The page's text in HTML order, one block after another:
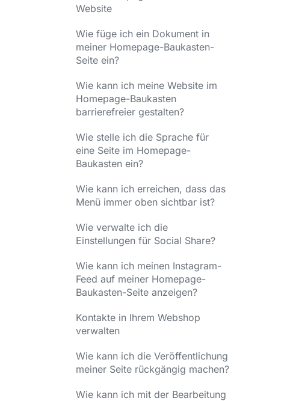
Website
Wie füge ich ein Dokument in
meiner Homepage-Baukasten-
Seite ein?
Wie kann ich meine Website im
Homepage-Baukasten
barrierefreier gestalten?
Wie stelle ich die Sprache für
eine Seite im Homepage-
Baukasten ein?
Wie kann ich erreichen, dass das
Menü immer oben sichtbar ist?
Wie verwalte ich die
Einstellungen für Social Share?
Wie kann ich meinen Instagram-
Feed auf meiner Homepage-
Baukasten-Seite anzeigen?
Kontakte in Ihrem Webshop
verwalten
Wie kann ich die Veröffentlichung
meiner Seite rückgängig machen?
Wie kann ich mit der Bearbeitung